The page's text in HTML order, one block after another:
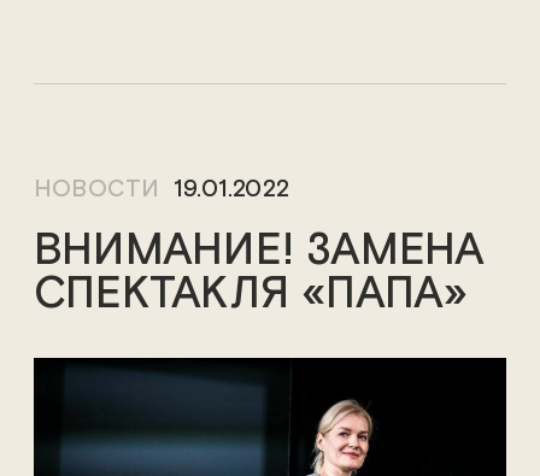
НОВОСТИ 19.01.2022
ВНИМАНИЕ! ЗАМЕНА
СПЕКТАКЛЯ «ПАПА»